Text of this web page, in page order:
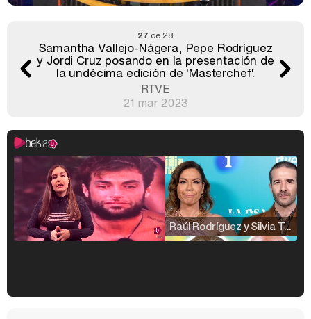
27 de 28
Samantha Vallejo-Nágera, Pepe Rodríguez
y Jordi Cruz posando en la presentación de
la undécima edición de 'Masterchef'.
RTVE
21 mar 2023
Raúl Rodríguez y Silvia Taulés nos cuentan su papel en 'La familia de la tele'